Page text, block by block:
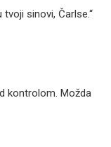
sinovi, Čarlse.“
kontrolom. Možda